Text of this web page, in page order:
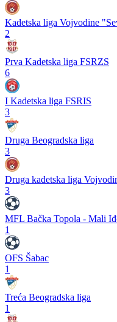
Kadetska liga Vojvodine
2
Prva Kadetska liga FSRZS
6
I Kadetska liga FSRIS
3
Druga Beogradska liga
3
Druga kadetska liga
3
MFL Bačka Topola - Mali
1
OFS Šabac
1
Treća Beogradska liga
1